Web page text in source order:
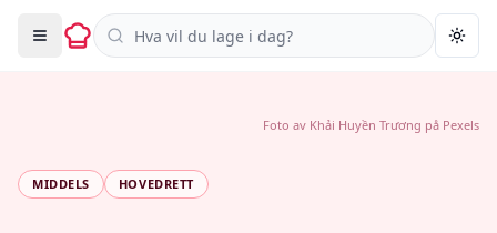
Søk i oppskrifter
MIDDELS HOVEDRETT
Foto av Khải Huyền Trương på Pexels